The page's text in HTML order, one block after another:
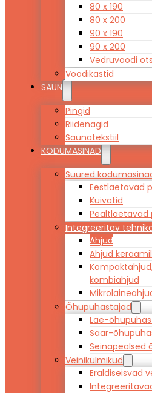
80 x 190
80 x 200
90 x 190
90 x 200
Vedruvoodi
Voodikastid
SAUN
Pingid
Riidenagid
Saunatekstiil
KODUMASINAD
Suured
Eestlaetavad
Kuivatid
Pealtlaetavad
Integreeritav
Ahjud
Ahjud
kombiahjud
Õhupuhastajad
Lae-
Saar-
Seinapealsed
Veinikülmikud
Eraldiseisvad